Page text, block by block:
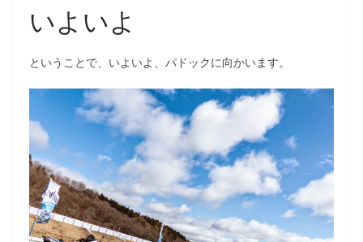
いよいよ
ということで、いよいよ、パドックに向かいます。